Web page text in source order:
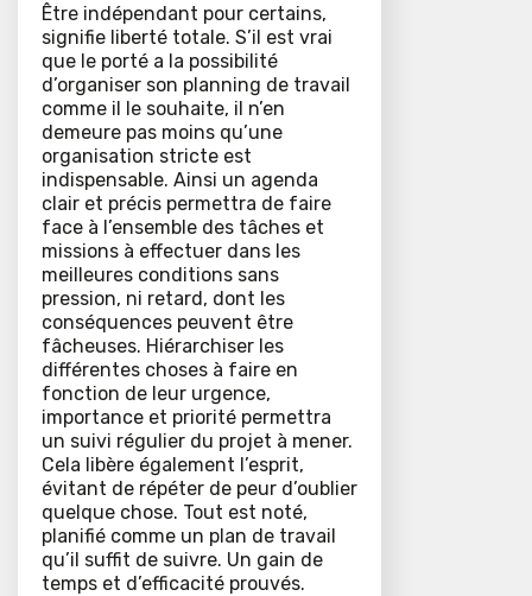
Être indépendant pour certains,
signifie liberté totale. S’il est vrai
que le porté a la possibilité
d’organiser son planning de travail
comme il le souhaite, il n’en
demeure pas moins qu’une
organisation stricte est
indispensable. Ainsi un agenda
clair et précis permettra de faire
face à l’ensemble des tâches et
missions à effectuer dans les
meilleures conditions sans
pression, ni retard, dont les
conséquences peuvent être
fâcheuses. Hiérarchiser les
différentes choses à faire en
fonction de leur urgence,
importance et priorité permettra
un suivi régulier du projet à mener.
Cela libère également l’esprit,
évitant de répéter de peur d’oublier
quelque chose. Tout est noté,
planifié comme un plan de travail
qu’il suffit de suivre. Un gain de
temps et d’efficacité prouvés.